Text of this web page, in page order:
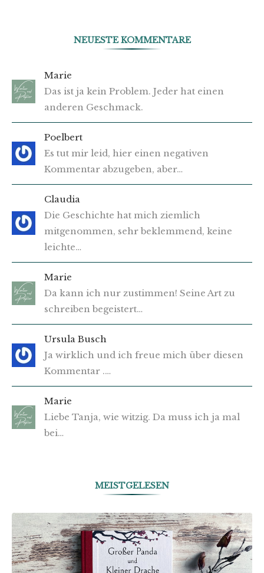
NEUESTE KOMMENTARE
Marie
Das ist ja kein Problem. Jeder hat einen
anderen Geschmack.
Poelbert
Es tut mir leid, hier einen negativen
Kommentar abzugeben, aber…
Claudia
Die Geschichte hat mich ziemlich
mitgenommen, sehr beklemmend, keine
leichte…
Marie
Da kann ich nur zustimmen! Seine Art zu
schreiben begeistert…
Ursula Busch
Ja wirklich und ich freue mich über diesen
Kommentar .…
Marie
Liebe Tanja, wie witzig. Da muss ich ja mal
bei…
MEISTGELESEN